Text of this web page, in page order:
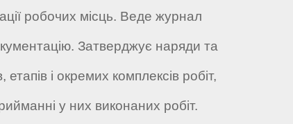
робочих місць. Веде журнал
Затверджує наряди та
і окремих комплексів робіт,
у них виконаних робіт.